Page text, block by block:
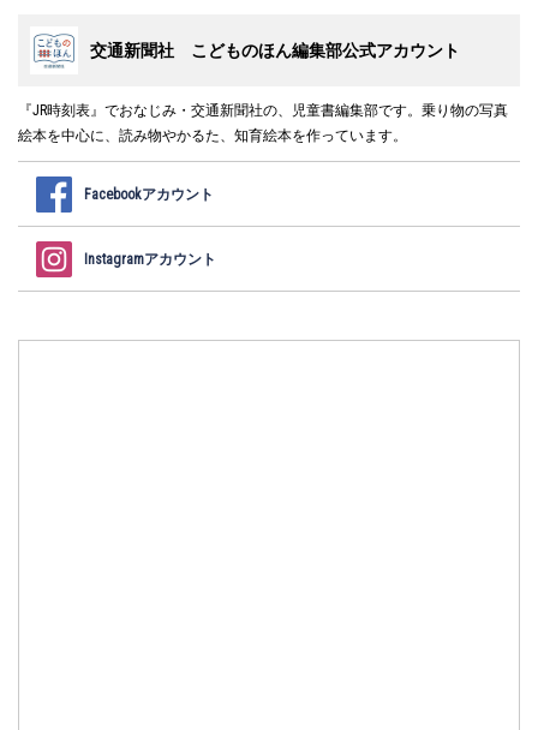
交通新聞社 こどものほん編集部公式アカウント
『JR時刻表』でおなじみ・交通新聞社の、児童書編集部です。乗り物の写真
絵本を中心に、読み物やかるた、知育絵本を作っています。
Facebookアカウント
Instagramアカウント